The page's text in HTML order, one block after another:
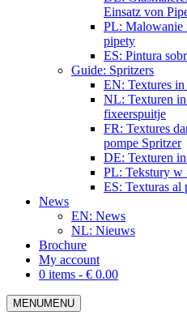
Einsatz von
PL: Malowanie
pipety
ES: Pintura
Guide: Spritzers
EN: Textures
NL: Texturen
fixeerspuitje
FR: Textures
pompe Spritzer
DE: Texturen
PL: Tekstury w
ES: Texturas
News
EN: News
NL: Nieuws
Brochure
My account
0 items - € 0.00
MENUMENU